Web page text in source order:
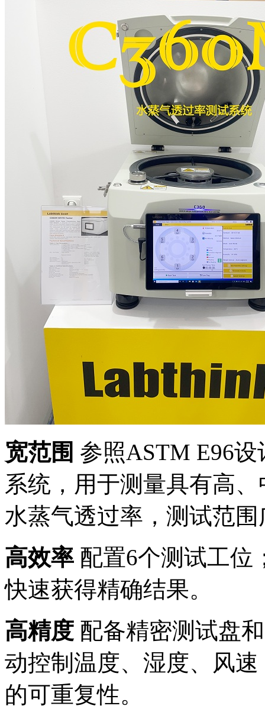
宽范围 参照ASTM E96
系统，用于测量具有高
水蒸气透过率，测试范围
高效率 配置6个测试工位
快速获得精确结果。
高精度 配备精密测试盘
动控制温度、湿度、风
的可重复性。